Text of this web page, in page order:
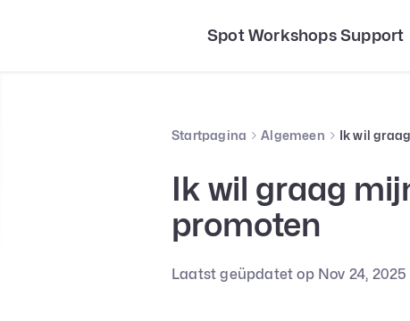
Spot Workshops Support
Startpagina Algemeen Ik wil
Ik wil graag
promoten
Laatst geüpdatet op Nov 24, 2025